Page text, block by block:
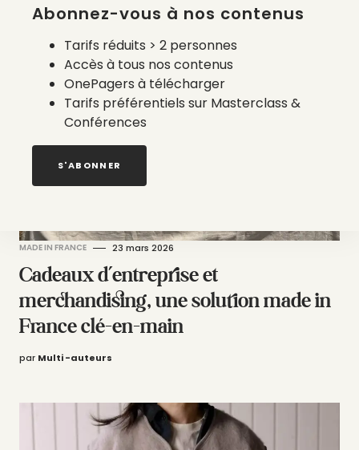
parSarah Dupont
MADE IN FRANCE 23 mars 2026
Cadeaux d’entreprise et
merchandising, une solution made in
France clé-en-main
par Multi -auteurs
Abonnez-vous à nos contenus
Tarifs réduits > 2 personnes
Accès à tous nos contenus
OnePagers à télécharger
Tarifs préférentiels sur Masterclass &
Conférences
S'ABONNER